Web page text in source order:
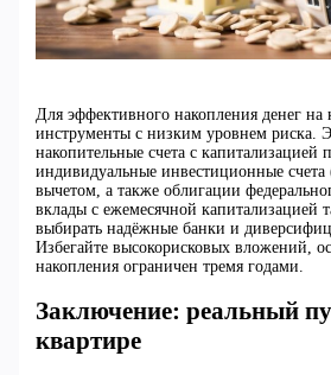
Для эффективного накопления денег на
инструменты с низким уровнем риска.
накопительные счета с капитализацией
индивидуальные инвестиционные
вычетом, а также облигации
вклады с ежемесячной капитализацией
выбирать надёжные банки и
Избегайте высокорисковых вложений,
накопления ограничен тремя годами.
Заключение: реальный
квартире